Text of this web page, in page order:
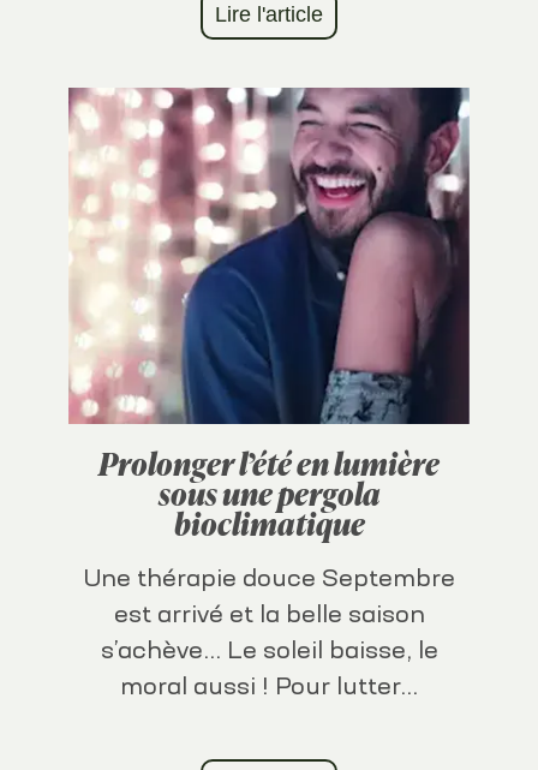
Lire l'article
Prolonger l’été en lumière
sous une pergola
bioclimatique
Une thérapie douce Septembre
est arrivé et la belle saison
s’achève… Le soleil baisse, le
moral aussi ! Pour lutter...